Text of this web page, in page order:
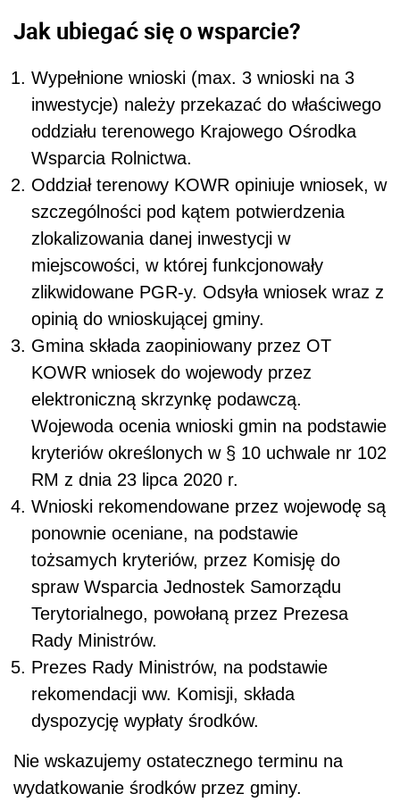
Jak ubiegać się o wsparcie?
Wypełnione wnioski (max. 3 wnioski na 3
inwestycje) należy przekazać do właściwego
oddziału terenowego Krajowego Ośrodka
Wsparcia Rolnictwa.
Oddział terenowy KOWR opiniuje wniosek, w
szczególności pod kątem potwierdzenia
zlokalizowania danej inwestycji w
miejscowości, w której funkcjonowały
zlikwidowane PGR-y. Odsyła wniosek wraz z
opinią do wnioskującej gminy.
Gmina składa zaopiniowany przez OT
KOWR wniosek do wojewody przez
elektroniczną skrzynkę podawczą.
Wojewoda ocenia wnioski gmin na podstawie
kryteriów określonych w § 10 uchwale nr 102
RM z dnia 23 lipca 2020 r.
Wnioski rekomendowane przez wojewodę są
ponownie oceniane, na podstawie
tożsamych kryteriów, przez Komisję do
spraw Wsparcia Jednostek Samorządu
Terytorialnego, powołaną przez Prezesa
Rady Ministrów.
Prezes Rady Ministrów, na podstawie
rekomendacji ww. Komisji, składa
dyspozycję wypłaty środków.
Nie wskazujemy ostatecznego terminu na
wydatkowanie środków przez gminy.